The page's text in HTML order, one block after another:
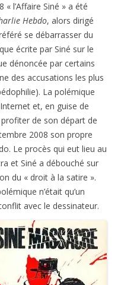
« l’Affaire Siné » a été
Hebdo, alors dirigé
se débarrasser du
écrite par Siné sur le
dénoncée par certains
des accusations les plus
La polémique
et, en guise de
de son départ de
2008 son propre
Le procès qui eut lieu au
et Siné a débouché sur
du « droit à la satire ».
n’était qu’un
avec le dessinateur.